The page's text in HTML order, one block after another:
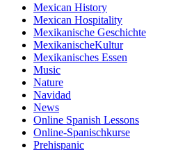
Mexican History
Mexican Hospitality
Mexikanische Geschichte
MexikanischeKultur
Mexikanisches Essen
Music
Nature
Navidad
News
Online Spanish Lessons
Online-Spanischkurse
Prehispanic